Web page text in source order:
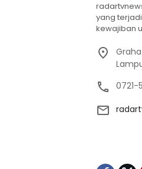
yang
kewajiban
0721-